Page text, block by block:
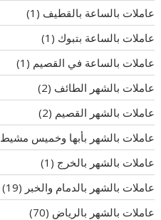
عاملات بالساعة بالقطيف (1)
عاملات بالساعة بتبوك (1)
عاملات بالساعة في القصيم (1)
عاملات بالشهر الطائف (2)
عاملات بالشهر القصيم (2)
عاملات بالشهر بأبها وخميس مشيط
عاملات بالشهر بالخرج (1)
عاملات بالشهر بالدمام والخبر (19)
عاملات بالشهر بالرياض (70)